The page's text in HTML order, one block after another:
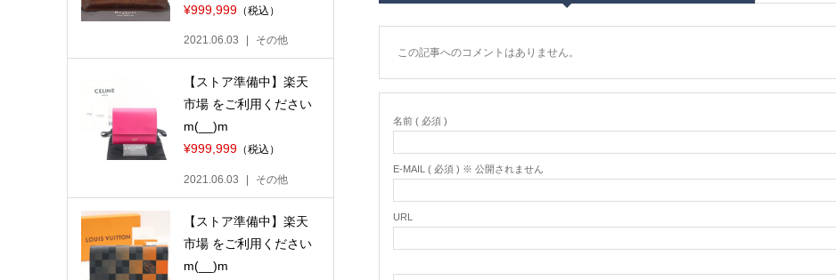
この記事へのコメントはありません。
名前 ( 必須 )
E-MAIL ( 必須 ) ※ 公開されません
URL
¥999,999（税込）
2021.06.03 その他
【ストア準備中】楽天
市場 をご利用ください
m(__)m
¥999,999（税込）
2021.06.03 その他
【ストア準備中】楽天
市場 をご利用ください
m(__)m